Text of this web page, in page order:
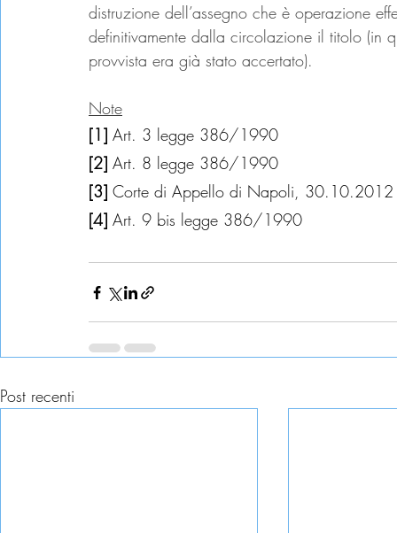
distruzione dell’assegno che è operazione
definitivamente dalla circolazione il titolo (in
provvista era già stato accertato).
Note
[1] Art. 3 legge 386/1990
[2] Art. 8 legge 386/1990
[3] Corte di Appello di Napoli,
[4] Art. 9 bis legge 386/1990
Post recenti